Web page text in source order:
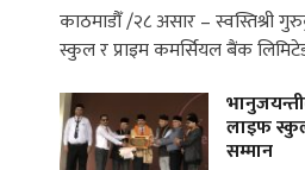
काठमाडौँ /२८ असार – स्वस्तिश्री
स्कुल र प्राइम कमर्सियल बैंक
लाइफ
सम्मान